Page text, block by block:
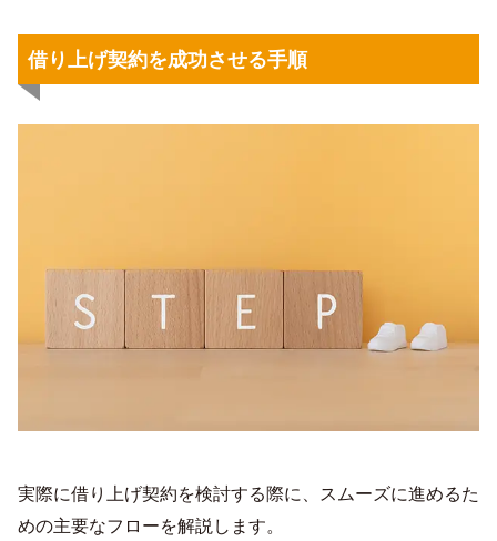
借り上げ契約を成功させる手順
実際に借り上げ契約を検討する際に、スムーズに進めるた
めの主要なフローを解説します。